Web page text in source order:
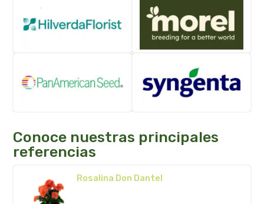
Conoce nuestras principales
referencias
Rosalina Don Dantel